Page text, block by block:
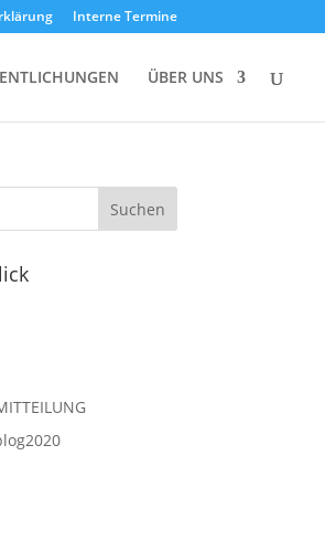
Interne Termine
ÜBER UNS